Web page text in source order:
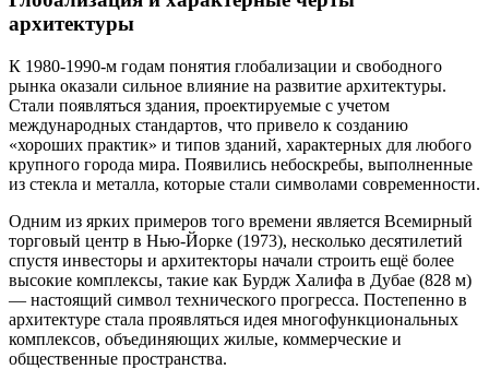
архитектуры
К 1980-1990-м годам понятия глобализации и свободного
рынка оказали сильное влияние на развитие архитектуры.
Стали появляться здания, проектируемые с учетом
международных стандартов, что привело к созданию
«хороших практик» и типов зданий, характерных для любого
крупного города мира. Появились небоскребы, выполненные
из стекла и металла, которые стали символами современности.
Одним из ярких примеров того времени является Всемирный
торговый центр в Нью-Йорке (1973), несколько десятилетий
спустя инвесторы и архитекторы начали строить ещё более
высокие комплексы, такие как Бурдж Халифа в Дубае (828 м)
— настоящий символ технического прогресса. Постепенно в
архитектуре стала проявляться идея многофункциональных
комплексов, объединяющих жилые, коммерческие и
общественные пространства.